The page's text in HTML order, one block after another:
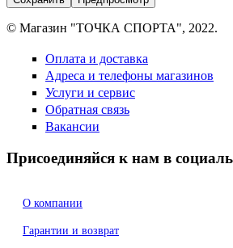
© Магазин "ТОЧКА СПОРТА", 2022.
Оплата и доставка
Адреса и телефоны магазинов
Услуги и сервис
Обратная связь
Вакансии
Присоединяйся к нам в
О компании
Гарантии и возврат